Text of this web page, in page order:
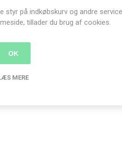
styr på indkøbskurv og andre
tillader du brug af cookies.
OK
MERE